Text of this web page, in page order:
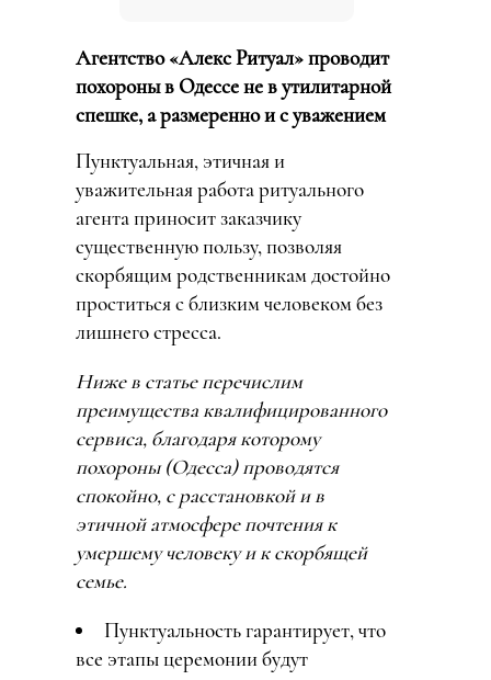
Агентство «Алекс Ритуал» проводит
похороны в Одессе не в утилитарной
спешке, а размеренно и с уважением
Пунктуальная, этичная и
уважительная работа ритуального
агента приносит заказчику
существенную пользу, позволяя
скорбящим родственникам достойно
проститься с близким человеком без
лишнего стресса.
Ниже в статье перечислим
преимущества квалифицированного
сервиса, благодаря которому
похороны (Одесса) проводятся
спокойно, с расстановкой и в
этичной атмосфере почтения к
умершему человеку и к скорбящей
семье.
Пунктуальность гарантирует, что
все этапы церемонии будут